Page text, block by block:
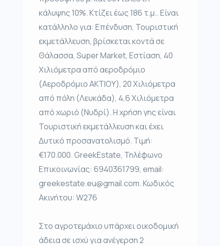
κάλυψης 10%. Κτίζει έως 186 τ.μ.. Είναι
κατάλληλο για: Επένδυση, Τουριστική
εκμετάλλευση, βρίσκεται κοντά σε
Θάλασσα, Super Market, Εστίαση, 40
Χιλιόμετρα από αεροδρόμιο
(Αεροδρόμιο ΑΚΤΙΟΥ), 20 Χιλιόμετρα
από πόλη (Λευκάδα), 4,6 Χιλιόμετρα
από χωριό (Νυδρί). Η χρήση γης είναι
Τουριστική εκμετάλλευση και έχει
Δυτικό προσανατολισμό. Τιμή:
€170.000. GreekEstate, Τηλέφωνο
Επικοινωνίας: 6940361799, email:
greekestate.eu@gmail.com. Κωδικός
Ακινήτου: W276
Στο αγροτεμάχιο υπάρχει οικοδομική
άδεια σε ισχύ για ανέγερση 2